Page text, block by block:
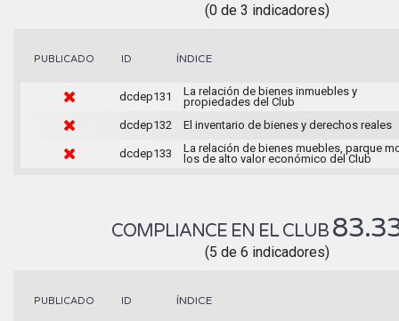
(0 de 3 indicadores)
PUBLICADO ID ÍNDICE
dcdep131
La relación de bienes inmuebles y
propiedades del Club
dcdep132
El inventario de bienes y derechos reales
dcdep133
La relación de bienes muebles, parque
los de alto valor económico del Club
COMPLIANCE EN EL CLUB
(5 de 6 indicadores)
PUBLICADO ID ÍNDICE